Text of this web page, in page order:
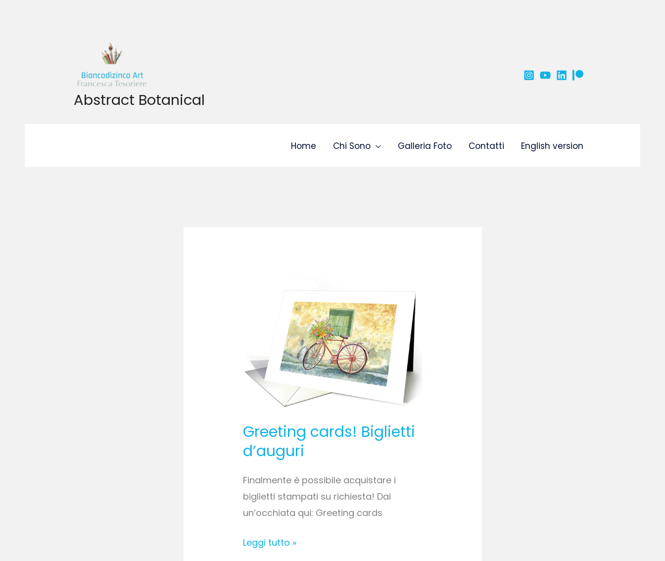
Abstract Botanical
Home Chi Sono Galleria Foto Contatti English version
Greeting cards! Biglietti
d’auguri
Finalmente è possibile acquistare i
biglietti stampati su richiesta! Dai
un’occhiata qui: Greeting cards
Leggi tutto »